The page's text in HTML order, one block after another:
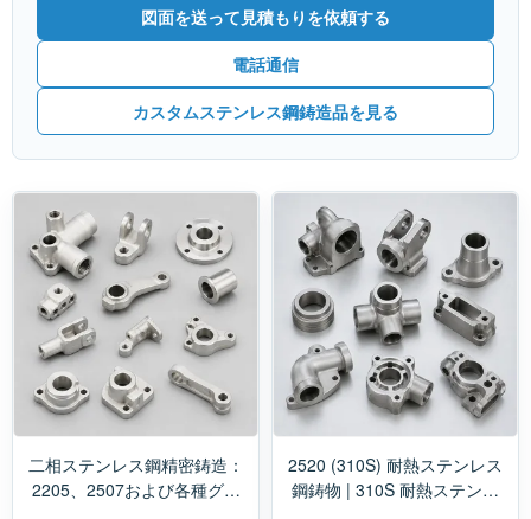
図面を送って見積もりを依頼する
電話通信
カスタムステンレス鋼鋳造品を見る
二相ステンレス鋼精密鋳造：
2205、2507および各種グレ
2520 (310S) 耐熱ステンレス
鋼鋳物 | 310S 耐熱ステンレ